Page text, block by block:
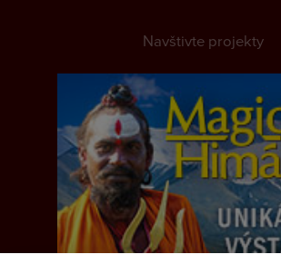
Navštivte projekty